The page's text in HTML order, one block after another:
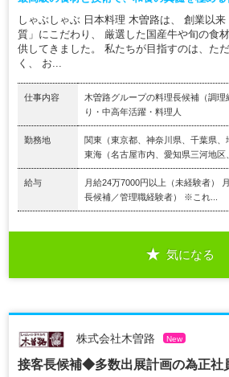
しゃぶしゃぶ 日本料理 木曽路は、 創業以
質」にこだわり、 厳選した国産牛や旬の食
供してきました。 私たちが目指すのは、た
く、 お...
仕事内容
木曽路グループの料理長候補（調
り・中高年活躍・料理人
勤務地
関東（東京都、神奈川県、千葉県、
東海（名古屋市内、愛知県三河地区
給与
月給24万7000円以上（未経験者）
長候補／管理職経験者） ※これ...
気になる
株式会社木曽路 New
接客長候補◆多数出展計画の為正社